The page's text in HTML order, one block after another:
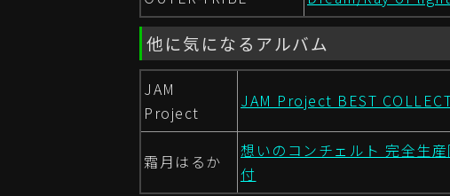
他に気になるアルバム
JAM
Project
JAM Project BEST
霜月はるか
想いのコンチェルト 完全生
付